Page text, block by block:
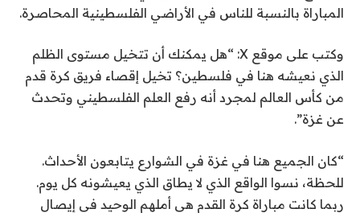
المباراة بالنسبة للناس في الأراضي الفلسطينية المحاصرة.
وكتب على موقع X: “هل يمكنك أن تتخيل مستوى الظلم
الذي نعيشه هنا في فلسطين؟ تخيل إقصاء فريق كرة قدم
من كأس العالم لمجرد أنه رفع العلم الفلسطيني وتحدث
عن غزة”.
“كان الجميع هنا في غزة في الشوارع يتابعون الأحداث.
للحظة، نسوا الواقع الذي لا يطاق الذي يعيشونه كل يوم.
ربما كانت مباراة كرة القدم هي أملهم الوحيد في إيصال